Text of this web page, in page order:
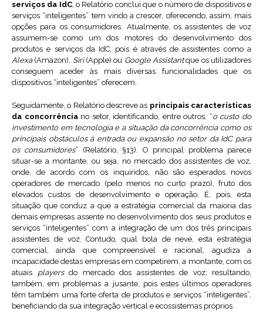
serviços da IdC, o Relatório conclui que o número de dispositivos e
serviços “inteligentes” tem vindo a crescer, oferecendo, assim, mais
opções para os consumidores. Atualmente, os assistentes de voz
assumem-se como um dos motores do desenvolvimento dos
produtos e serviços da IdC, pois é através de assistentes como a
Alexa(Amazon), Siri(Apple) ou Google Assistantque os utilizadores
conseguem aceder às mais diversas funcionalidades que os
dispositivos “inteligentes” oferecem.
Seguidamente, o Relatório descreve as principais características
da concorrênciano setor, identificando, entre outros, “o custo do
investimento em tecnologia e a situação da concorrência como os
principais obstáculos à entrada ou expansão no setor da IdC para
os consumidores” (Relatório, §13). O principal problema parece
situar-se a montante, ou seja, no mercado dos assistentes de voz,
onde, de acordo com os inquiridos, não são esperados novos
operadores de mercado (pelo menos no curto prazo), fruto dos
elevados custos de desenvolvimento e operação. É, pois, esta
situação que conduz a que a estratégia comercial da maioria das
demais empresas assente no desenvolvimento dos seus produtos e
serviços “inteligentes” com a integração de um dos três principais
assistentes de voz. Contudo, qual bola de neve, esta estratégia
comercial, ainda que compreensível e racional, agudiza a
incapacidade destas empresas em competirem, a montante, com os
atuais players do mercado dos assistentes de voz; resultando,
também, em problemas a jusante, pois estes últimos operadores
têm também uma forte oferta de produtos e serviços “inteligentes”,
beneficiando da sua integração vertical e ecossistemas próprios.